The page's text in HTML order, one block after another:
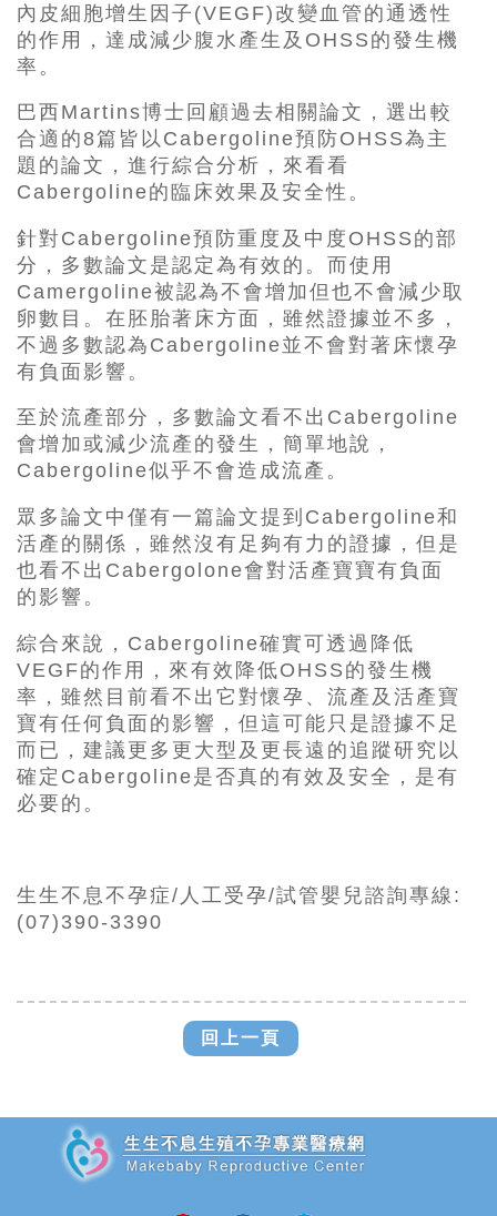
內皮細胞增生因子(VEGF)改變血管的通透性
的作用，達成減少腹水產生及OHSS的發生機
率。
巴西Martins博士回顧過去相關論文，選出較
合適的8篇皆以Cabergoline預防OHSS為主
題的論文，進行綜合分析，來看看
Cabergoline的臨床效果及安全性。
針對Cabergoline預防重度及中度OHSS的部
分，多數論文是認定為有效的。而使用
Camergoline被認為不會增加但也不會減少取
卵數目。在胚胎著床方面，雖然證據並不多，
不過多數認為Cabergoline並不會對著床懷孕
有負面影響。
至於流產部分，多數論文看不出Cabergoline
會增加或減少流產的發生，簡單地說，
Cabergoline似乎不會造成流產。
眾多論文中僅有一篇論文提到Cabergoline和
活產的關係，雖然沒有足夠有力的證據，但是
也看不出Cabergolone會對活產寶寶有負面
的影響。
綜合來說，Cabergoline確實可透過降低
VEGF的作用
， 來有效降低OHSS的發生機
率，雖然目前看不出它對懷孕、流產及活產寶
寶有任何負面的影響，但這可能只是證據不足
而已，建議更多更大型及更長遠的追蹤研究以
確定Cabergoline是否真的有效及安全 ，是有
必要的。
生生不息不孕症/人工受孕/試管嬰兒諮詢專線 :
(07)390-3390
回上一頁